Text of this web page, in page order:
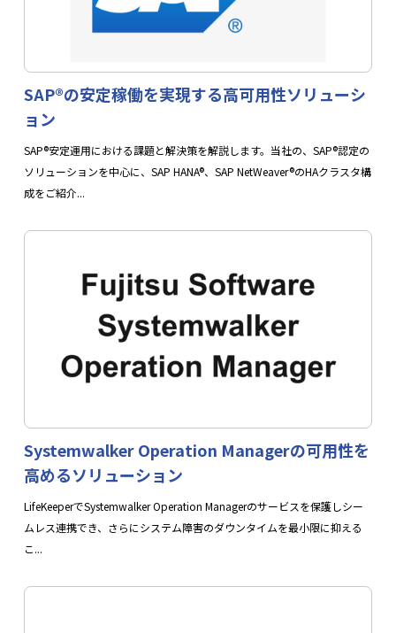
SAP®の安定稼働を実現する高可用性ソリューシ
ョン
SAP®安定運用における課題と解決策を解説します。当社の、SAP®認定の
ソリューションを中心に、SAP HANA®、SAP NetWeaver®のHAクラスタ構
成をご紹介...
Systemwalker Operation Managerの可用性を
高めるソリューション
LifeKeeperでSystemwalker Operation Managerのサービスを保護しシー
ムレス連携でき、さらにシステム障害のダウンタイムを最小限に抑える
こ...